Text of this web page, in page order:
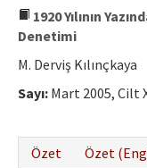
1920 Yılının
Denetimi
M. Derviş Kılınçkaya
Sayı: Mart 2005, Cilt
Özet
Özet